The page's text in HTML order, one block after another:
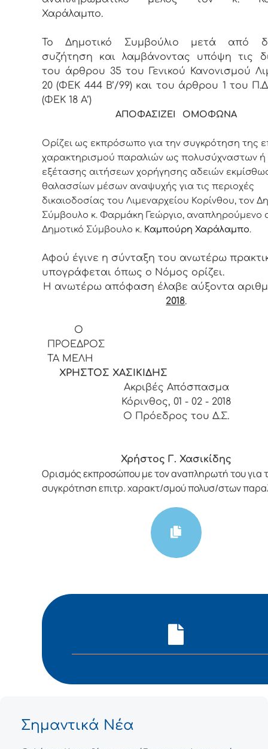
Χαράλαμπο.
Το Δημοτικό Συμβούλιο μετά από
συζήτηση και λαμβάνοντας υπόψη τις
του άρθρου 35 του Γενικού Κανονισμού
20 (ΦΕΚ 444 Β’/99) και του άρθρου 1 του
(ΦΕΚ 18 Α’)
ΑΠΟΦΑΣΙΖΕΙ ΟΜΟΦΩΝΑ
Ορίζει ως εκπρόσωπο για την συγκρότηση της
χαρακτηρισμού παραλιών ως πολυσύχναστων ή
εξέτασης αιτήσεων χορήγησης αδειών
θαλασσίων μέσων αναψυχής για τις περιοχές
δικαιοδοσίας του Λιμεναρχείου Κορίνθου, τον
Σύμβουλο κ. Φαρμάκη Γεώργιο, αναπληρούμενο
Δημοτικό Σύμβουλο κ. Καμπούρη Χαράλαμπο.
Αφού έγινε η σύνταξη του ανωτέρω
υπογράφεται όπως ο Νόμος ορίζει.
Η ανωτέρω απόφαση έλαβε αύξοντα
2018.
Ο
ΤΑ ΜΕΛΗ
ΧΡΗΣΤΟΣ ΧΑΣΙΚΙΔΗΣ
Ακριβές Απόσπασμα
Κόρινθος, 01 - 02 - 2018
Ο Πρόεδρος του Δ.Σ.
Χρήστος Γ. Χασικίδης
Ορισμός εκπροσώπου με τον αναπληρωτή του για
συγκρότηση επιτρ. χαρακτ/σμού πολυσ/στων
Σημαντικά Νέα